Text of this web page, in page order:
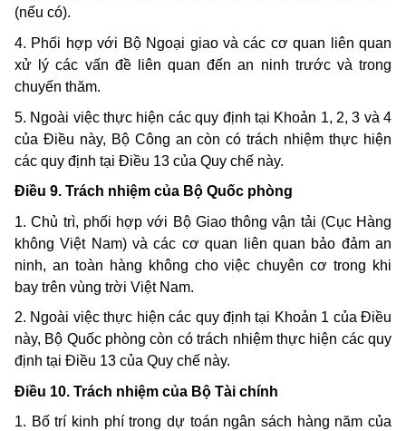
(nếu có).
4. Phối hợp với Bộ Ngoại giao và các cơ quan liên quan
xử lý các vấn đề liên quan đến an ninh trước và trong
chuyến thăm.
5. Ngoài việc thực hiện các quy định tại Khoản 1, 2, 3 và 4
của Điều này, Bộ Công an còn có trách nhiệm thực hiện
các quy định tại Điều 13 của Quy chế này.
Điều 9. Trách nhiệm của Bộ Quốc phòng
1. Chủ trì, phối hợp với Bộ Giao thông vận tải (Cục Hàng
không Việt Nam) và các cơ quan liên quan bảo đảm an
ninh, an toàn hàng không cho việc chuyên cơ trong khi
bay trên vùng trời Việt Nam.
2. Ngoài việc thực hiện các quy định tại Khoản 1 của Điều
này, Bộ Quốc phòng còn có trách nhiệm thực hiện các quy
định tại Điều 13 của Quy chế này.
Điều 10. Trách nhiệm của Bộ Tài chính
1. Bố trí kinh phí trong dự toán ngân sách hàng năm của